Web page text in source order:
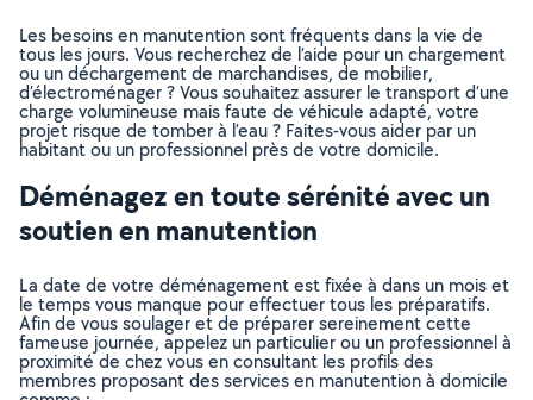
Les besoins en manutention sont fréquents dans la vie de
tous les jours. Vous recherchez de l’aide pour un chargement
ou un déchargement de marchandises, de mobilier,
d’électroménager ? Vous souhaitez assurer le transport d’une
charge volumineuse mais faute de véhicule adapté, votre
projet risque de tomber à l’eau ? Faites-vous aider par un
habitant ou un professionnel près de votre domicile.
Déménagez en toute sérénité avec un
soutien en manutention
La date de votre déménagement est fixée à dans un mois et
le temps vous manque pour effectuer tous les préparatifs.
Afin de vous soulager et de préparer sereinement cette
fameuse journée, appelez un particulier ou un professionnel à
proximité de chez vous en consultant les profils des
membres proposant des services en manutention à domicile